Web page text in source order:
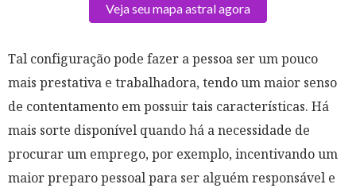
Veja seu mapa astral agora
Tal configuração pode fazer a pessoa ser um pouco
mais prestativa e trabalhadora, tendo um maior senso
de contentamento em possuir tais características. Há
mais sorte disponível quando há a necessidade de
procurar um emprego, por exemplo, incentivando um
maior preparo pessoal para ser alguém responsável e